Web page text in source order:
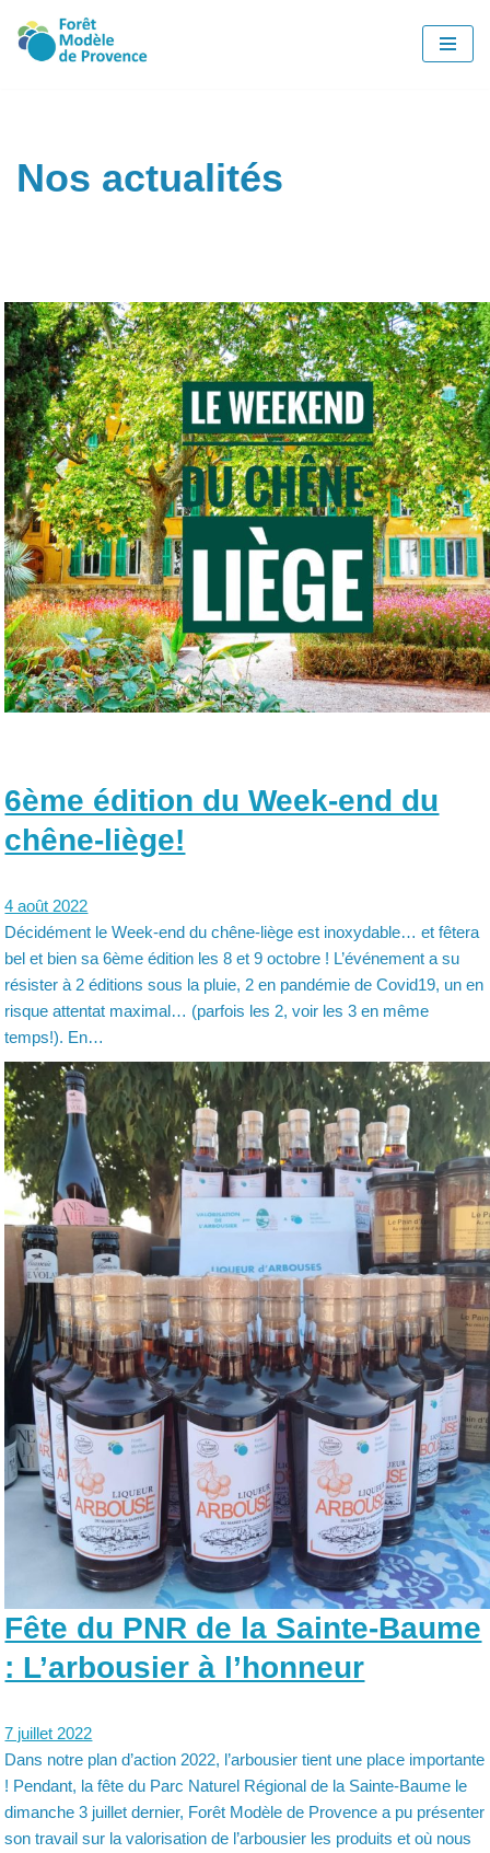
Aller
Nos actualités
6ème édition du Week-end du
chêne-liège!
4 août 2022
Décidément le Week-end du chêne-liège est inoxydable… et fêtera
bel et bien sa 6ème édition les 8 et 9 octobre ! L’événement a su
résister à 2 éditions sous la pluie, 2 en pandémie de Covid19, un en
risque attentat maximal… (parfois les 2, voir les 3 en même
temps!). En…
Fête du PNR de la Sainte-Baume
: L’arbousier à l’honneur
7 juillet 2022
Dans notre plan d’action 2022, l’arbousier tient une place importante
! Pendant, la fête du Parc Naturel Régional de la Sainte-Baume le
dimanche 3 juillet dernier, Forêt Modèle de Provence a pu présenter
son travail sur la valorisation de l’arbousier les produits et où nous